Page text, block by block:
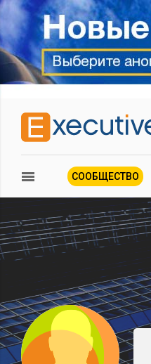
СООБЩЕСТВО